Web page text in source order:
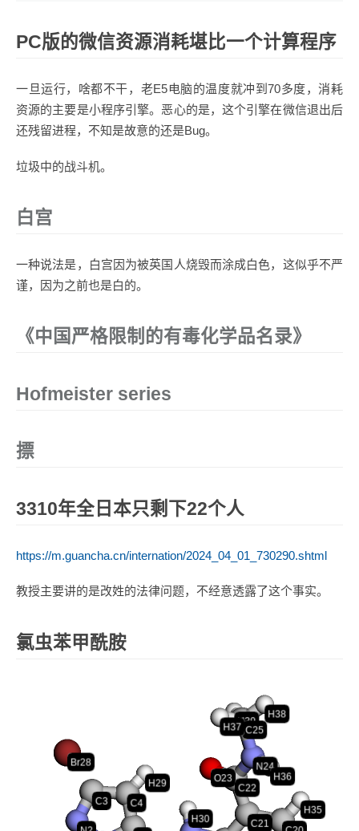
PC版的微信资源消耗堪比一个计算程序
一旦运行，啥都不干，老E5电脑的温度就冲到70多度，消耗
资源的主要是小程序引擎。恶心的是，这个引擎在微信退出后
还残留进程，不知是故意的还是Bug。
垃圾中的战斗机。
白宫
一种说法是，白宫因为被英国人烧毁而涂成白色，这似乎不严
谨，因为之前也是白的。
《中国严格限制的有毒化学品名录》
Hofmeister series
摽
3310年全日本只剩下22个人
https://m.guancha.cn/internation/2024_04_01_730290.shtml
教授主要讲的是改姓的法律问题，不经意透露了这个事实。
氯虫苯甲酰胺